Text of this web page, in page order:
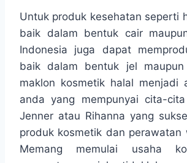
Untuk produk kesehatan seperti
baik dalam bentuk cair
Indonesia juga dapat
baik dalam bentuk jel
maklon kosmetik halal menjadi
anda yang mempunyai cita-
Jenner atau Rihanna yang
produk kosmetik dan perawatan
Memang memulai usaha